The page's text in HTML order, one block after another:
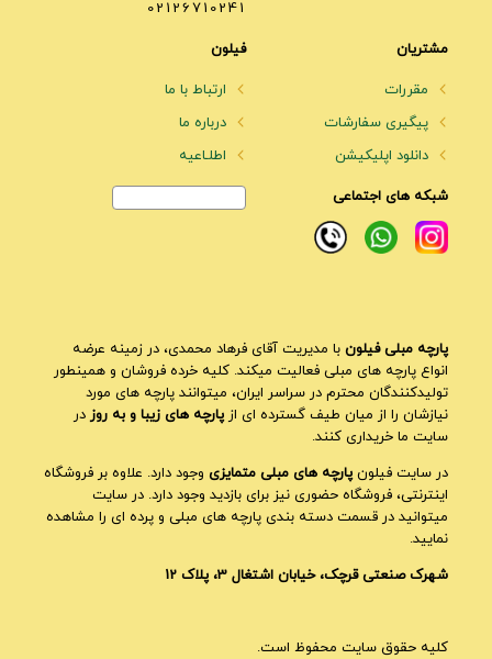
02126710241
مشتریان
مقررات
پیگیری سفارشات
دانلود اپلیکیشن
فیلون
ارتباط با ما
درباره ما
اطلـاعیه
شبکه های اجتماعی
پارچه مبلی فیلون با مدیریت آقای فرهاد محمدی، در زمینه عرضه
انواع پارچه های مبلی فعالیت میکند. کلیه خرده فروشان و همینطور
تولیدکنندگان محترم در سراسر ایران، میتوانند پارچه های مورد
نیازشان را از میان طیف گسترده ای ازپارچه های زیبا و به روز در
سایت ما خریداری کنند.
در سایت فیلونپارچه های مبلی متمایزی وجود دارد. علاوه بر فروشگاه
اینترنتی، فروشگاه حضوری نیز برای بازدید وجود دارد. در سایت
میتوانید در قسمت دسته بندی پارچه های مبلی و پرده ای را مشاهده
نمایید.
شهرک صنعتی قرچک، خیابان اشتغال 3، پلاک 12
کلیه حقوق سایت محفوظ است.